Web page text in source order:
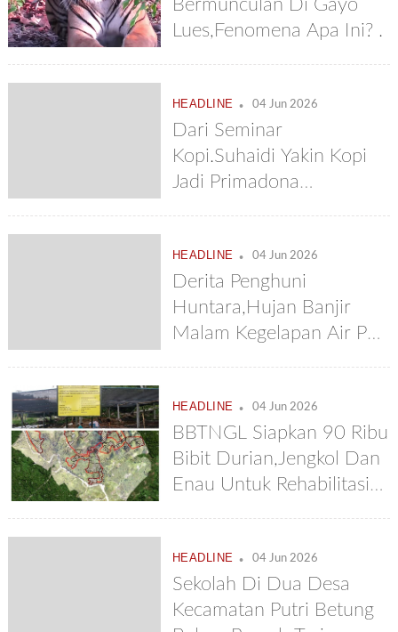
Bermunculan Di Gayo
Lues,Fenomena Apa Ini? .
HEADLINE . 04 Jun 2026
Dari Seminar
Kopi.Suhaidi Yakin Kopi
Jadi Primadona
Karim: Dibawah Pinus
Kopi Bisa Tumbuh
Dengan Baik
HEADLINE . 04 Jun 2026
Derita Penghuni
Huntara,Hujan Banjir
Malam Kegelapan Air Pun
HEADLINE . 04 Jun 2026
BBTNGL Siapkan 90 Ribu
Bibit Durian,Jengkol Dan
Enau Untuk Rehabilitasi
HEADLINE . 04 Jun 2026
Sekolah Di Dua Desa
Kecamatan Putri Betung